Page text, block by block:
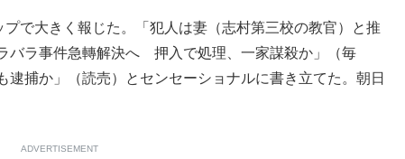
で大きく報じた。「犯人は妻（志村第三校の教官）と推
バラ事件急轉解決へ 押入で処理、一家謀殺か」（毎
捕か」（読売）とセンセーショナルに書き立てた。朝日
ADVERTISEMENT